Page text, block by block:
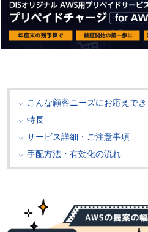
こんな顧客ニーズにお応えで
特長
サービス詳細・ご注意事項
手配方法・有効化の流れ